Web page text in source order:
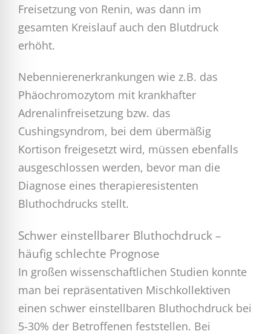
Freisetzung von Renin, was dann im
gesamten Kreislauf auch den Blutdruck
erhöht.
Nebennierenerkrankungen wie z.B. das
Phäochromozytom mit krankhafter
Adrenalinfreisetzung bzw. das
Cushingsyndrom, bei dem übermäßig
Kortison freigesetzt wird, müssen ebenfalls
ausgeschlossen werden, bevor man die
Diagnose eines therapieresistenten
Bluthochdrucks stellt.
Schwer einstellbarer Bluthochdruck –
häufig schlechte Prognose
In großen wissenschaftlichen Studien konnte
man bei repräsentativen Mischkollektiven
einen schwer einstellbaren Bluthochdruck bei
5-30% der Betroffenen feststellen. Bei